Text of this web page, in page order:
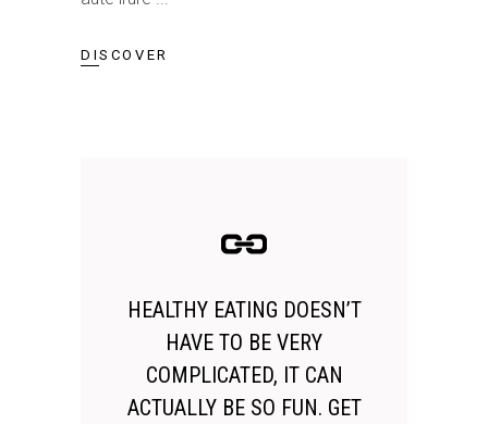
DISCOVER
HEALTHY EATING DOESN’T
HAVE TO BE VERY
COMPLICATED, IT CAN
ACTUALLY BE SO FUN. GET